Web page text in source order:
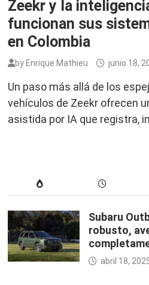
Zeekr y la
funcionan sus
en Colombia
by Enrique Mathieu junio 18,
Un paso más allá de los
vehículos de Zeekr ofrecen
asistida por IA que registra,
Subaru
robusto,
abril 18,